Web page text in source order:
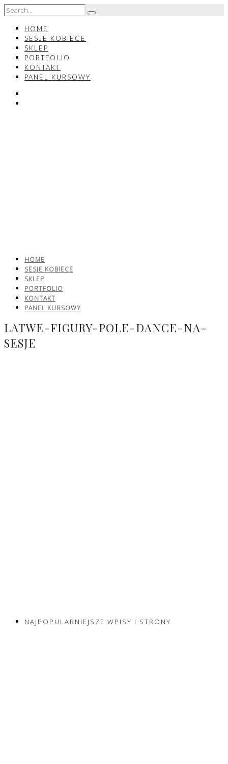
HOME
SESJE KOBIECE
SKLEP
PORTFOLIO
KONTAKT
PANEL KURSOWY
HOME
SESJE KOBIECE
SKLEP
PORTFOLIO
KONTAKT
PANEL KURSOWY
LATWE-FIGURY-POLE-DANCE-NA-
SESJE
NAJPOPULARNIEJSZE WPISY I STRONY